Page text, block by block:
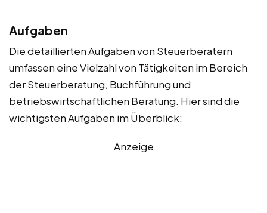
Aufgaben
Die detaillierten Aufgaben von Steuerberatern
umfassen eine Vielzahl von Tätigkeiten im Bereich
der Steuerberatung, Buchführung und
betriebswirtschaftlichen Beratung. Hier sind die
wichtigsten Aufgaben im Überblick:
Anzeige